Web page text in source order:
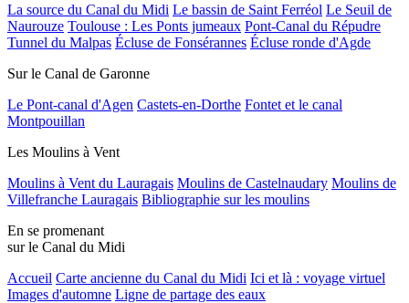
La source du Canal du Midi Le bassin de Saint Ferréol Le Seuil de
Naurouze Toulouse : Les Ponts jumeaux Pont-Canal du Répudre
Tunnel du Malpas Écluse de Fonsérannes Écluse ronde d'Agde
Sur le Canal de Garonne
Le Pont-canal d'Agen Castets-en-Dorthe Fontet et le canal
Montpouillan
Les Moulins à Vent
Moulins à Vent du Lauragais Moulins de Castelnaudary Moulins de
Villefranche Lauragais Bibliographie sur les moulins
En se promenant
sur le Canal du Midi
Accueil Carte ancienne du Canal du Midi Ici et là : voyage virtuel
Images d'automne Ligne de partage des eaux